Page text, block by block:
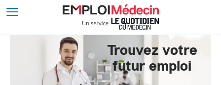
Trouvez votre
futur emploi